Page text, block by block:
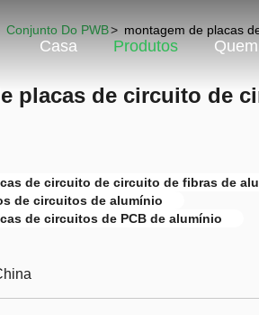
Casa Produtos
Conjunto Do PWB> montagem de placas
placas de circuito de
de circuito de circuito de fibras de
de circuitos de alumínio
de circuitos de PCB de alumínio